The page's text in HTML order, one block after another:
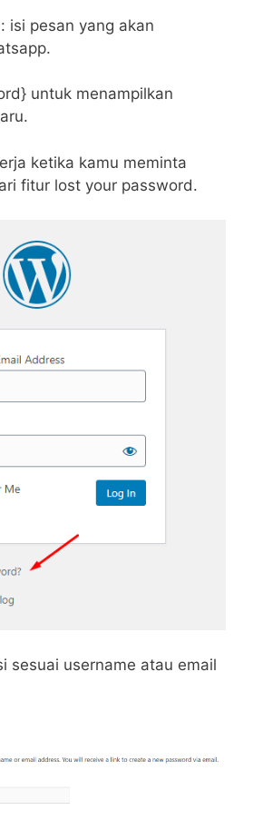
isi pesan yang akan
untuk menampilkan
ketika kamu meminta
fitur lost your password.
sesuai username atau email